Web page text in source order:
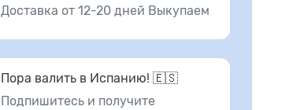
Доставка от 12-20 дней Выкупаем
Пора валить в Испанию! 🇪🇸
Подпишитесь и получите